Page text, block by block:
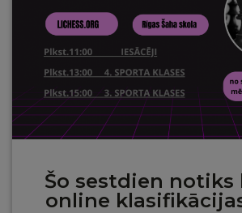
Šo sestdien notiks
online